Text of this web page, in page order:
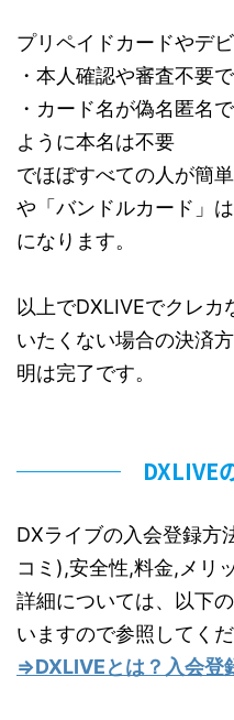
プリペイドカードやデ
・本人確認や審査不要
・カード名が偽名匿名
ように本名は不要
でほぼすべての人が簡
や「バンドルカード」
になります。
以上でDXLIVEでクレ
いたくない場合の決済
明は完了です。
DXLIVE
DXライブの入会登録方
コミ),安全性,料金,メリ
詳細については、以下
いますので参照してくだ
⇒DXLIVEとは？入会登